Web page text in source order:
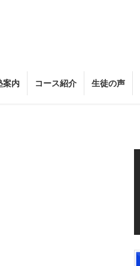
案内 コース紹介 生徒の声